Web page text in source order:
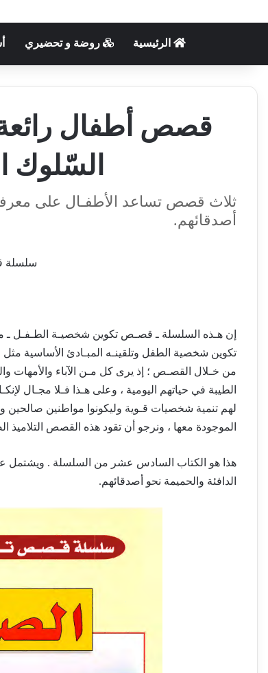
الرئيسية روضة و تحضيري
قصص أطفال رائعة
السّلوك
ثلاث قصص تساعد الأطفـال على
أصدقائهم.
سلسلة
تكوين شخصية الطفل وتلقينـه المبـادئ الأساسية
من خـلال القصـص ؛ إذ يرى كل مـن الآباء والأمهات
الطيبة في حياتهم اليومية ، وعلى هـذا فـلا مجـال
لهم تنمية شخصيات قـوية وليكونوا مواطنين
الموجودة معها ، ونرجو أن تقود هذه القصص التلاميذ
هذا هو الكتاب السادس عشر من السلسلة . ويشتمل
الدافئة والحميمة نحو أصدقائهم.